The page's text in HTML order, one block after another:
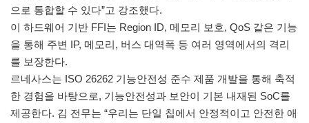
으로 통합할 수 있다”고 강조했다.
이 하드웨어 기반 FFI는 Region ID, 메모리 보호, QoS 같은 기능
을 통해 주변 IP, 메모리, 버스 대역폭 등 여러 영역에서의 격리
를 보장한다.
르네사스는 ISO 26262 기능안전성 준수 제품 개발을 통해 축적
한 경험을 바탕으로, 기능안전성과 보안이 기본 내재된 SoC를
제공한다. 김 전무는 “우리는 단일 칩에서 안정적이고 안전한 애